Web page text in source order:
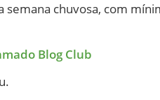
chuvosa, com
Blog Club